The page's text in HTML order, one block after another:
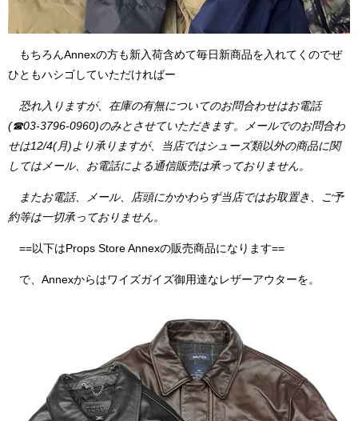
もちろんAnnexの方も新入荷含めて毎日新商品を入れてくのでぜ
ひともハシゴしていただければー
恐れ入りますが、在庫の有無についてのお問合わせはお電話
(☎03-3796-0960)のみとさせていただきます。メールでのお問合わ
せは12/4(月)より承りますが、当店ではシューズ類以外の商品に関
してはメール、お電話による通信販売は承っておりません。
またお電話、メール、店頭にかかわらず当店ではお取置き、ご予
約等は一切承っておりません。
==以下はProps Store Annexの販売商品になります==
で、Annexからはワイズガイズ御用達なレザーアウターを。